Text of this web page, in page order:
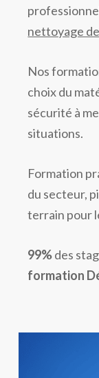
nettoyage
Nos
choix du
sécurité à
situations.
Formation
du secteur,
terrain pour
99%des
formation